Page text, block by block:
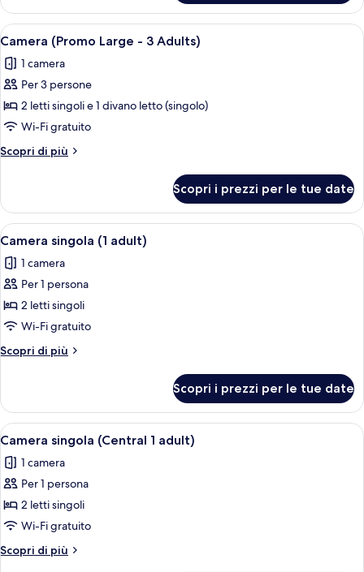
(Central
Large,
3
Apri
tutte
le
foto
per
Camera
(Promo
Large
3
Adults)
Una camera d'albergo con due letti,
9
Camera (Promo Large - 3 Adults)
1 camera
Per 3 persone
2 letti singoli e 1 divano letto (singolo)
Wi-Fi gratuito
Scopri di più
Altri
(Promo
Large
-
Adults)
Scopri i prezzi per le tue date
Apri
tutte
le
foto
per
Camera
singola
(1
Una camera d'albergo con un letto,
3
Camera singola (1 adult)
1 camera
Per 1 persona
2 letti singoli
Wi-Fi gratuito
Scopri di più
Altri
singola
(1
adult)
Scopri i prezzi per le tue date
Apri
tutte
le
foto
per
Camera
singola
(Central
Una camera d'albergo con due letti,
7
Camera singola (Central 1 adult)
1 camera
Per 1 persona
2 letti singoli
Wi-Fi gratuito
Scopri di più
Altri